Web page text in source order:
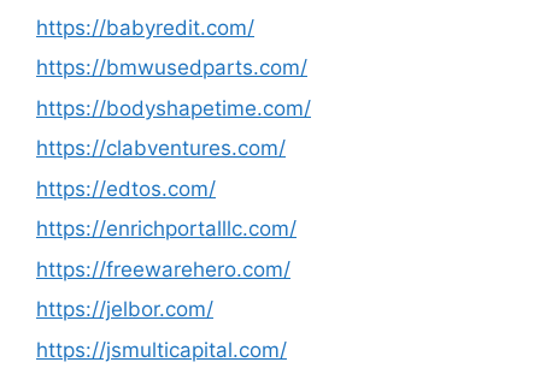
https://babyredit.com/
https://bmwusedparts.com/
https://bodyshapetime.com/
https://clabventures.com/
https://edtos.com/
https://enrichportalllc.com/
https://freewarehero.com/
https://jelbor.com/
https://jsmulticapital.com/